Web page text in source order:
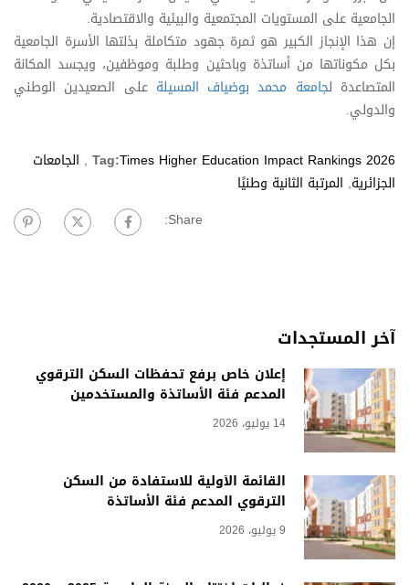
الجامعية على المستويات المجتمعية والبيئية والاقتصادية.
إن هذا الإنجاز الكبير هو ثمرة جهود متكاملة بذلتها الأسرة الجامعية
بكل مكوناتها من أساتذة وباحثين وطلبة وموظفين، ويجسد المكانة
المتصاعدة لجامعة محمد بوضياف المسيلة على الصعيدين الوطني
والدولي.
Tag:Times Higher Education Impact Rankings 2026
, الجامعات
الجزائرية, المرتبة الثانية وطنيًا
Share:
آخر المستجدات
إعلان خاص برفع تحفظات السكن الترقوي
المدعم فئة الأساتذة والمستخدمين
14 يوليو، 2026
القائمة الأولية للاستفادة من السكن
الترقوي المدعم فئة الأساتذة
9 يوليو، 2026